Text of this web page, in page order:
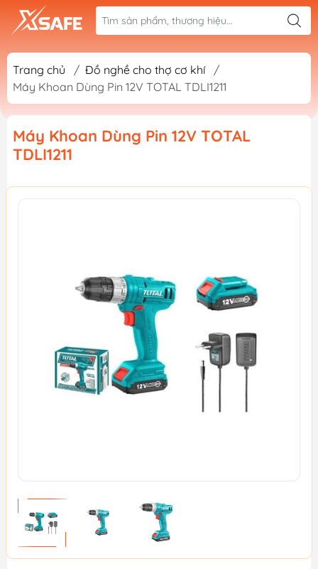
Trang chủ / Đồ nghề cho thợ cơ khí
/
Máy Khoan Dùng Pin 12V TOTAL TDLI1211
Máy Khoan Dùng Pin 12V TOTAL
TDLI1211